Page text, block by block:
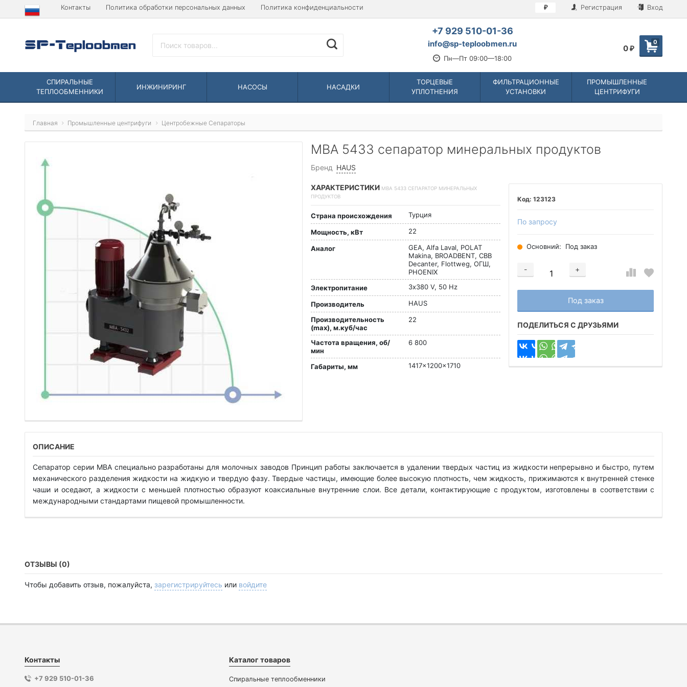
Контакты Политика обработки персональных данных Политика конфиденциальности ₽ Регистрация Вход
+7 929 510-01-36
info@sp-teploobmen.ru
Пн—Пт 09:00—18:00
0
0 ₽
СПИРАЛЬНЫЕ
ТЕПЛООБМЕННИКИ
ИНЖИНИРИНГ НАСОСЫ НАСАДКИ
ТОРЦЕВЫЕ
УПЛОТНЕНИЯ
ФИЛЬТРАЦИОННЫЕ
УСТАНОВКИ
ПРОМЫШЛЕННЫЕ
ЦЕНТРИФУГИ
Главная Промышленные центрифуги Центробежные Сепараторы
MBA 5433 сепаратор минеральных продуктов
Бренд HAUS
123123
По запросу
Основний: Под заказ
-
+
Добавляется...
Под заказ
Добавлен
ПОДЕЛИТЬСЯ С ДРУЗЬЯМИ
ХАРАКТЕРИСТИКИ MBA 5433 СЕПАРАТОР МИНЕРАЛЬНЫХ
ПРОДУКТОВ
Страна происхождения Турция
Мощность, кВт 22
Аналог
GEA, Alfa Laval, POLAT
Makina, BROADBENT, CBB
Decanter, Flottweg, ОГШ,
PHOENIX
Электропитание
3х380 V, 50 Hz
Производитель
HAUS
Производительность
(max), м.куб/час
22
Частота вращения, об/
мин
6 800
Габариты, мм 1417x1200x1710
ОПИСАНИЕ
Сепаратор серии MBA специально разработаны для молочных заводов Принцип работы заключается в удалении твердых частиц из жидкости непрерывно и быстро, путем
механического разделения жидкости на жидкую и твердую фазу. Твердые частицы, имеющие более высокую плотность, чем жидкость, прижимаются к внутренней стенке
чаши и оседают, а жидкости с меньшей плотностью образуют коаксиальные внутренние слои. Все детали, контактирующие с продуктом, изготовлены в соответствии с
международными стандартами пищевой промышленности.
ОТЗЫВЫ (0)
Чтобы добавить отзыв, пожалуйста, зарегистрируйтесь или войдите
Контакты
+7 929 510-01-36
Каталог товаров
Спиральные теплообменники